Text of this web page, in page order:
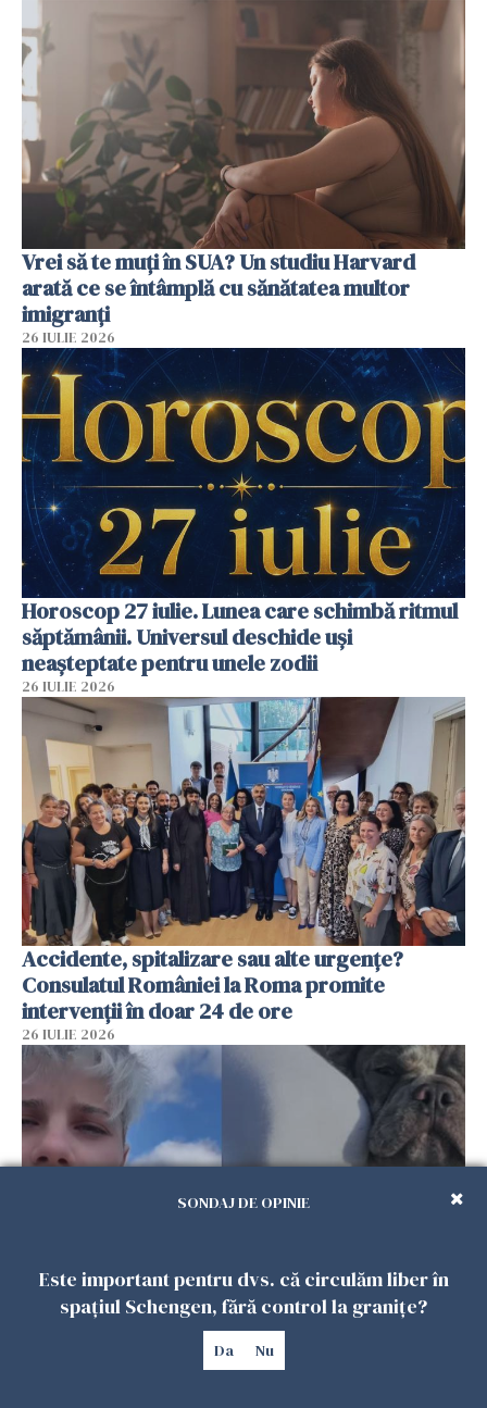
Vrei să te muți în SUA? Un studiu Harvard
arată ce se întâmplă cu sănătatea multor
imigranți
26 IULIE 2026
Horoscop 27 iulie. Lunea care schimbă ritmul
săptămânii. Universul deschide uși
neașteptate pentru unele zodii
26 IULIE 2026
Accidente, spitalizare sau alte urgențe?
Consulatul României la Roma promite
intervenții în doar 24 de ore
26 IULIE 2026
Ce a pățit o româncă în timp ce își plimba
câinele în Germania. Mesajul ei a stârnit
SONDAJ DE OPINIE
Este important pentru dvs. că circulăm liber în
spațiul Schengen, fără control la granițe?
Da Nu